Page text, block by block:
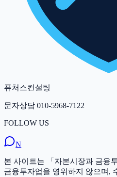
퓨처스컨설팅
문자상담 010-5968-7122
FOLLOW US
N
본 사이트는 「자본시장과 금융
금융투자업을 영위하지 않으며,